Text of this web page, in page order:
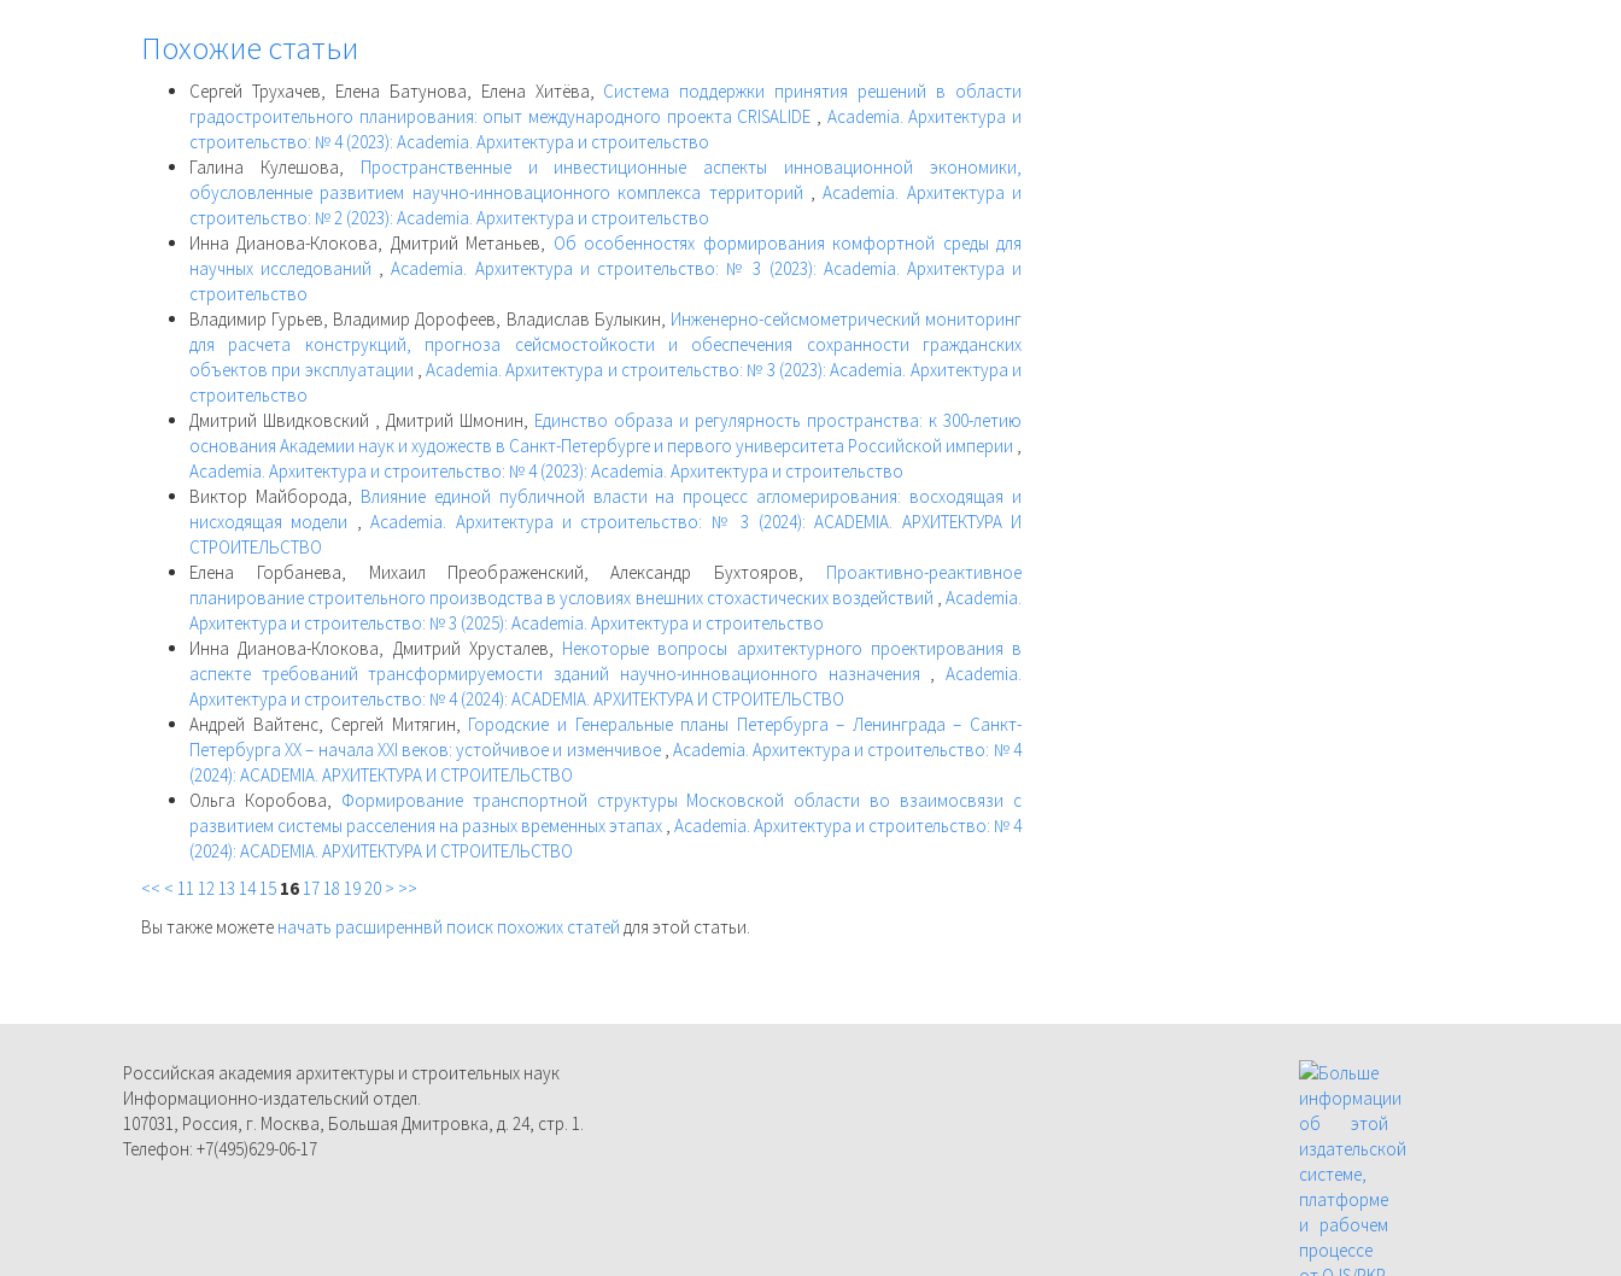
Похожие статьи
Сергей Трухачев, Елена Батунова, Елена Хитёва, Система поддержки принятия решений в области
градостроительного планирования: опыт международного проекта CRISALIDE
Academia. Архитектура и
строительство: № 4 (2023): Academia. Архитектура и строительство
Галина Кулешова, Пространственные и инвестиционные аспекты инновационной экономики,
обусловленные развитием научно-инновационного комплекса территорий
,Academia. Архитектура и
строительство: № 2 (2023): Academia. Архитектура и строительство
Инна Дианова-Клокова, Дмитрий Метаньев, Об особенностях формирования комфортной среды для
научных исследований
,Academia. Архитектура и строительство: № 3 (2023): Academia. Архитектура и
строительство
Владимир Гурьев, Владимир Дорофеев, Владислав Булыкин, Инженерно-сейсмометрический мониторинг
для расчета конструкций, прогноза сейсмостойкости и обеспечения сохранности гражданских
объектов при эксплуатации ,Academia. Архитектура и строительство: № 3 (2023): Academia. Архитектура и
строительство
Дмитрий Швидковский , Дмитрий Шмонин, Единство образа и регулярность пространства: к 300-летию
основания Академии наук и художеств в Санкт-Петербурге и первого университета Российской империи
Academia. Архитектура и строительство: № 4 (2023): Academia. Архитектура и строительство
Виктор Майборода, Влияние единой публичной власти на процесс агломерирования: восходящая и
нисходящая модели
,Academia. Архитектура и строительство: № 3 (2024): ACADEMIA. АРХИТЕКТУРА И
СТРОИТЕЛЬСТВО
Елена Горбанева, Михаил Преображенский, Александр Бухтояров, Проактивно-реактивное
планирование строительного производства в условиях внешних стохастических воздействий ,Academia.
Архитектура и строительство: № 3 (2025): Academia. Архитектура и строительство
Инна Дианова-Клокова, Дмитрий Хрусталев, Некоторые вопросы архитектурного проектирования в
аспекте требований трансформируемости зданий научно-инновационного назначения
,Academia.
Архитектура и строительство: № 4 (2024): ACADEMIA. АРХИТЕКТУРА И СТРОИТЕЛЬСТВО
Андрей Вайтенс, Сергей Митягин, Городские и Генеральные планы Петербурга – Ленинграда – Санкт-
Петербурга XX – начала XXI веков: устойчивое и изменчивое Academia. Архитектура и строительство: № 4
(2024): ACADEMIA. АРХИТЕКТУРА И СТРОИТЕЛЬСТВО
Ольга Коробова, Формирование транспортной структуры Московской области во взаимосвязи с
развитием системы расселения на разных временных этапах Academia. Архитектура и строительство: № 4
(2024): ACADEMIA. АРХИТЕКТУРА И СТРОИТЕЛЬСТВО
<< < 11 12 13 14 15 16 17 18 1920 > >>
Вы также можете начать расширеннвй поиск похожих статей для этой статьи.
Российская академия архитектуры и строительных наук
Информационно-издательский отдел.
107031, Россия, г. Москва, Большая Дмитровка, д. 24, стр. 1.
Телефон: +7(495)629-06-17